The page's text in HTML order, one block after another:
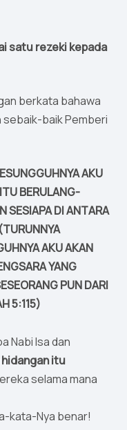
satu rezeki kepada
berkata bahawa
sebaik-baik Pemberi
AKU
BERULANG-
SESIAPA DI ANTARA
AKU AKAN
YANG
PUN DARI
5:115)
Nabi Isa dan
itu
selama mana
kata-Nya benar!